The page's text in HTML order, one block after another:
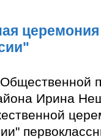
Ирина